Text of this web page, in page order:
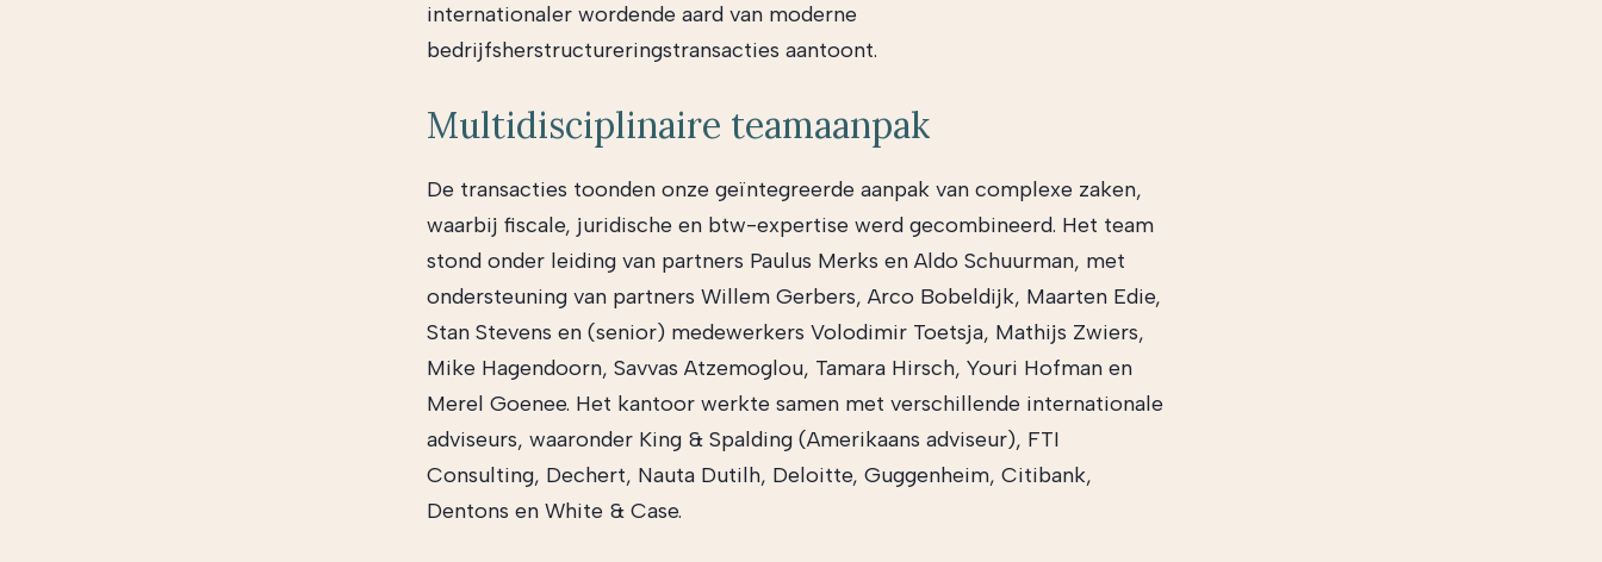
internationaler wordende aard van moderne
bedrijfsherstructureringstransacties aantoont.
Multidisciplinaire teamaanpak
De transacties toonden onze geïntegreerde aanpak van complexe zaken,
waarbij fiscale, juridische en btw-expertise werd gecombineerd. Het team
stond onder leiding van partners Paulus Merks en Aldo Schuurman, met
ondersteuning van partners Willem Gerbers, Arco Bobeldijk, Maarten Edie,
Stan Stevens en (senior) medewerkers Volodimir Toetsja, Mathijs Zwiers,
Mike Hagendoorn, Savvas Atzemoglou, Tamara Hirsch, Youri Hofman en
Merel Goenee. Het kantoor werkte samen met verschillende internationale
adviseurs, waaronder King & Spalding (Amerikaans adviseur), FTI
Consulting, Dechert, Nauta Dutilh, Deloitte, Guggenheim, Citibank,
Dentons en White & Case.